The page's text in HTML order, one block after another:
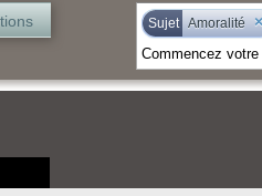
Sujet Amoralité ×